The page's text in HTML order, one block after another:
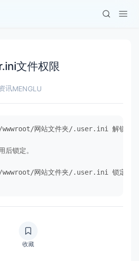
文件权限
讯MENGLU
网站文件夹/.user.ini 解锁
后锁定。
网站文件夹/.user.ini 锁定
收藏